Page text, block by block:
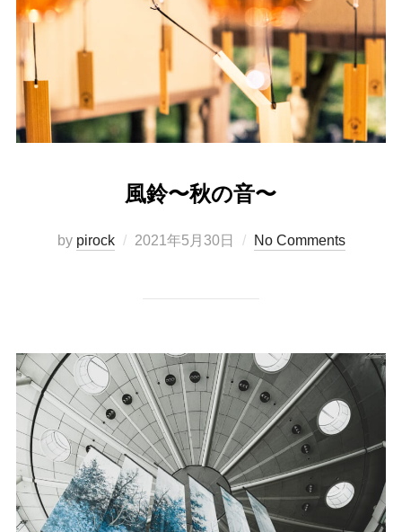
風鈴〜秋の音〜
by pirock
Posted
2021年5月30日 No Comments